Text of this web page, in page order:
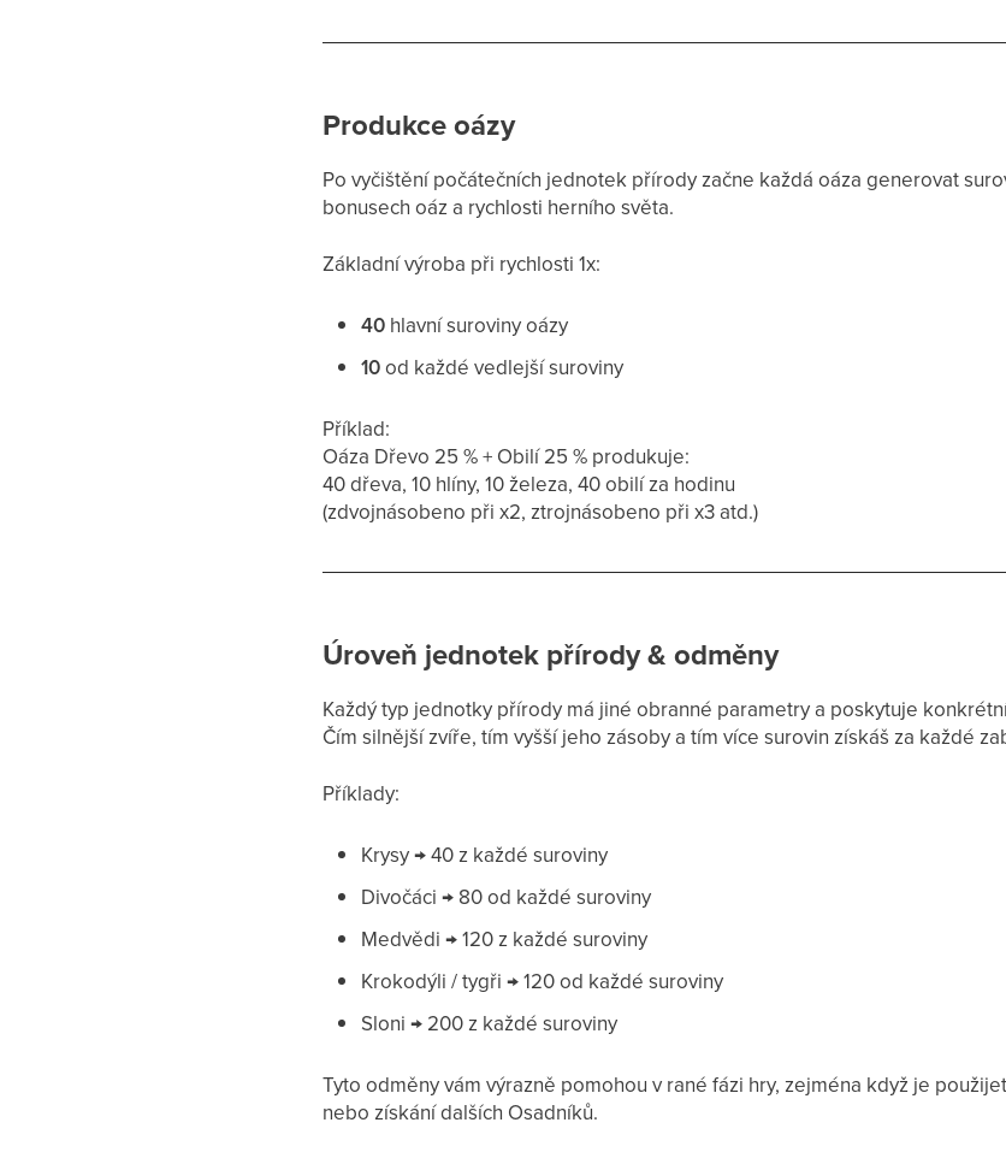
Produkce oázy
Po vyčištění počátečních jednotek přírody začne každá oáza generovat
bonusech oáz a rychlosti herního světa.
Základní výroba při rychlosti 1x:
40 hlavní suroviny oázy
10od každé vedlejší suroviny
Příklad:
Oáza Dřevo 25 % + Obilí 25 % produkuje:
40 dřeva, 10 hlíny, 10 železa, 40 obilí za hodinu
(zdvojnásobeno při x2, ztrojnásobeno při x3 atd.)
Úroveň jednotek přírody & odměny
Každý typ jednotky přírody má jiné obranné parametry a poskytuje
Čím silnější zvíře, tím vyšší jeho zásoby a tím více surovin získáš za každé
Příklady:
Krysy → 40 z každé suroviny
Divočáci → 80 od každé suroviny
Medvědi → 120 z každé suroviny
Krokodýli / tygři → 120 od každé suroviny
Sloni → 200 z každé suroviny
Tyto odměny vám výrazně pomohou v rané fázi hry, zejména když je
nebo získání dalších Osadníků.